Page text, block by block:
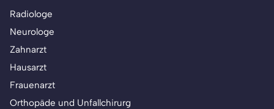
Radiologe
Neurologe
Zahnarzt
Hausarzt
Frauenarzt
Orthopäde und Unfallchirurg